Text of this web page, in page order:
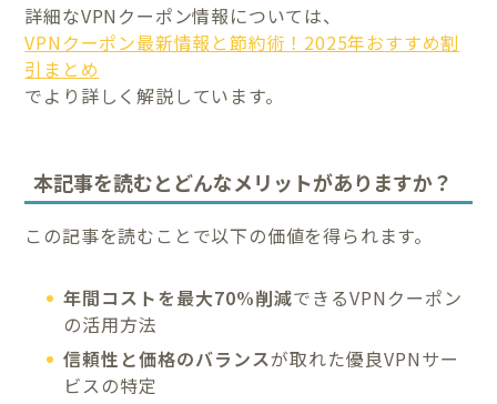
詳細なVPNクーポン情報については、
VPNクーポン最新情報と節約術！2025年おすすめ割
引まとめ
でより詳しく解説しています。
本記事を読むとどんなメリットがありますか？
この記事を読むことで以下の価値を得られます。
年間コストを最大70%削減できるVPNクーポン
の活用方法
信頼性と価格のバランスが取れた優良VPNサー
ビスの特定